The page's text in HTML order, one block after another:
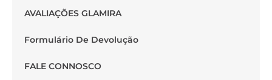
AVALIAÇÕES GLAMIRA
Formulário De Devolução
FALE CONNOSCO